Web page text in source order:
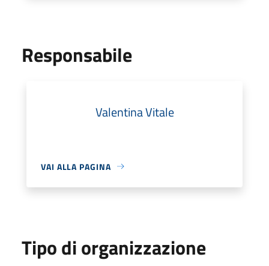
Responsabile
Valentina Vitale
VAI ALLA PAGINA
Tipo di organizzazione